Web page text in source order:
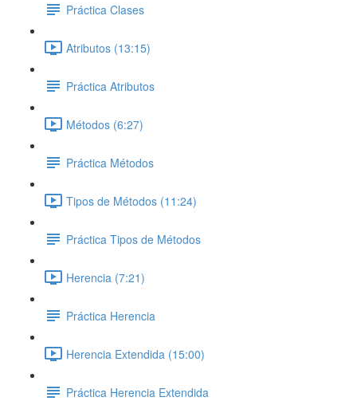
Práctica Clases
Atributos (13:15)
Práctica Atributos
Métodos (6:27)
Práctica Métodos
Tipos de Métodos (11:24)
Práctica Tipos de Métodos
Herencia (7:21)
Práctica Herencia
Herencia Extendida (15:00)
Práctica Herencia Extendida